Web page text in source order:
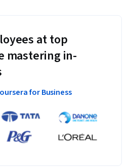
at top
mastering in-
for Business